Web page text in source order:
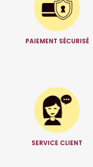
PAIEMENT SÉCURISÉ
SERVICE CLIENT